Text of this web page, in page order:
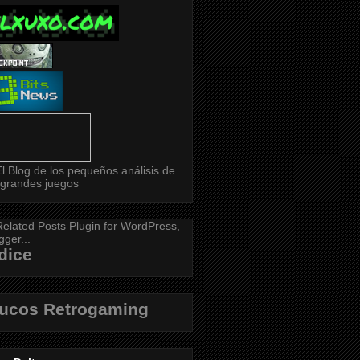
Retrogaming